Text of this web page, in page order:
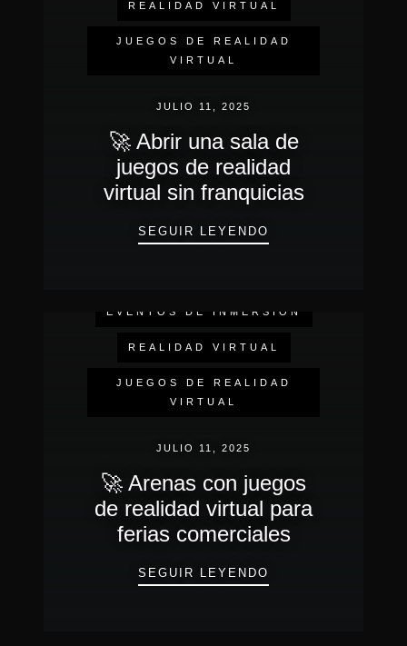
REALIDAD VIRTUAL
JUEGOS DE REALIDAD
VIRTUAL
JULIO 11, 2025
🚀 Abrir una sala de
juegos de realidad
virtual sin franquicias
SEGUIR LEYENDO
EVENTOS DE INMERSIÓN
REALIDAD VIRTUAL
JUEGOS DE REALIDAD
VIRTUAL
JULIO 11, 2025
🚀 Arenas con juegos
de realidad virtual para
ferias comerciales
SEGUIR LEYENDO